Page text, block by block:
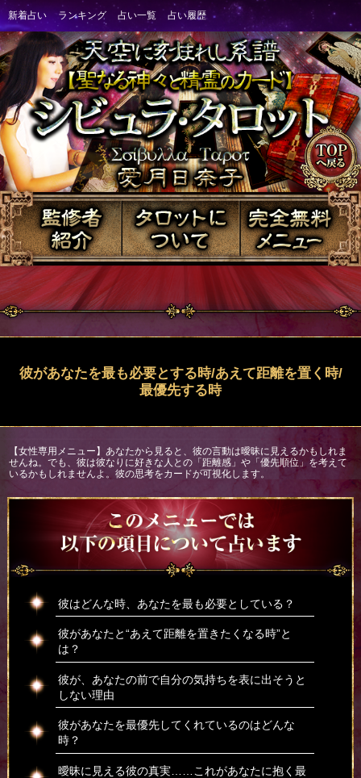
彼があなたを最も必要とする時/あえて距離を置く時/
最優先する時
【女性専用メニュー】あなたから見ると、彼の言動は曖昧に見えるかもしれま
せんね。でも、彼は彼なりに好きな人との「距離感」や「優先順位」を考えて
いるかもしれませんよ。彼の思考をカードが可視化します。
彼はどんな時、あなたを最も必要としている？
彼があなたと“あえて距離を置きたくなる時”と
は？
彼が、あなたの前で自分の気持ちを表に出そうと
しない理由
彼があなたを最優先してくれているのはどんな
時？
曖昧に見える彼の真実……これがあなたに抱く最